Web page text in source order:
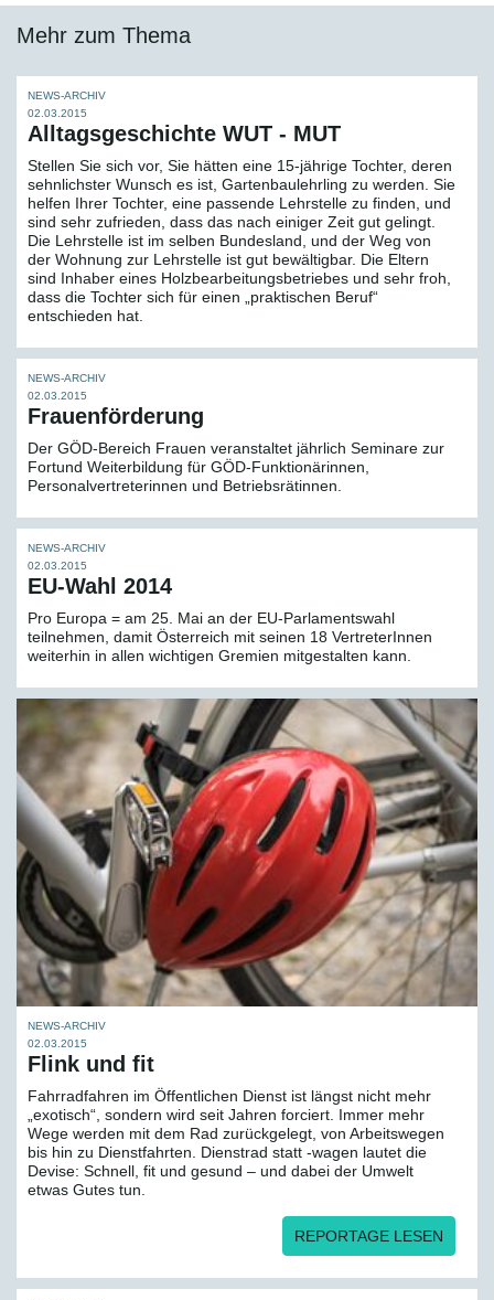
Mehr zum Thema
NEWS-ARCHIV
02.03.2015
Alltagsgeschichte WUT - MUT
Stellen Sie sich vor, Sie hätten eine 15-jährige Tochter, deren
sehnlichster Wunsch es ist, Gartenbaulehrling zu werden. Sie
helfen Ihrer Tochter, eine passende Lehrstelle zu finden, und
sind sehr zufrieden, dass das nach einiger Zeit gut gelingt.
Die Lehrstelle ist im selben Bundesland, und der Weg von
der Wohnung zur Lehrstelle ist gut bewältigbar. Die Eltern
sind Inhaber eines Holzbearbeitungsbetriebes und sehr froh,
dass die Tochter sich für einen „praktischen Beruf“
entschieden hat.
NEWS-ARCHIV
02.03.2015
Frauenförderung
Der GÖD-Bereich Frauen veranstaltet jährlich Seminare zur
Fortund Weiterbildung für GÖD-Funktionärinnen,
Personalvertreterinnen und Betriebsrätinnen.
NEWS-ARCHIV
02.03.2015
EU-Wahl 2014
Pro Europa = am 25. Mai an der EU-Parlamentswahl
teilnehmen, damit Österreich mit seinen 18 VertreterInnen
weiterhin in allen wichtigen Gremien mitgestalten kann.
NEWS-ARCHIV
02.03.2015
Flink und fit
Fahrradfahren im Öffentlichen Dienst ist längst nicht mehr
„exotisch“, sondern wird seit Jahren forciert. Immer mehr
Wege werden mit dem Rad zurückgelegt, von Arbeitswegen
bis hin zu Dienstfahrten. Dienstrad statt -wagen lautet die
Devise: Schnell, fit und gesund – und dabei der Umwelt
etwas Gutes tun.
REPORTAGE LESEN